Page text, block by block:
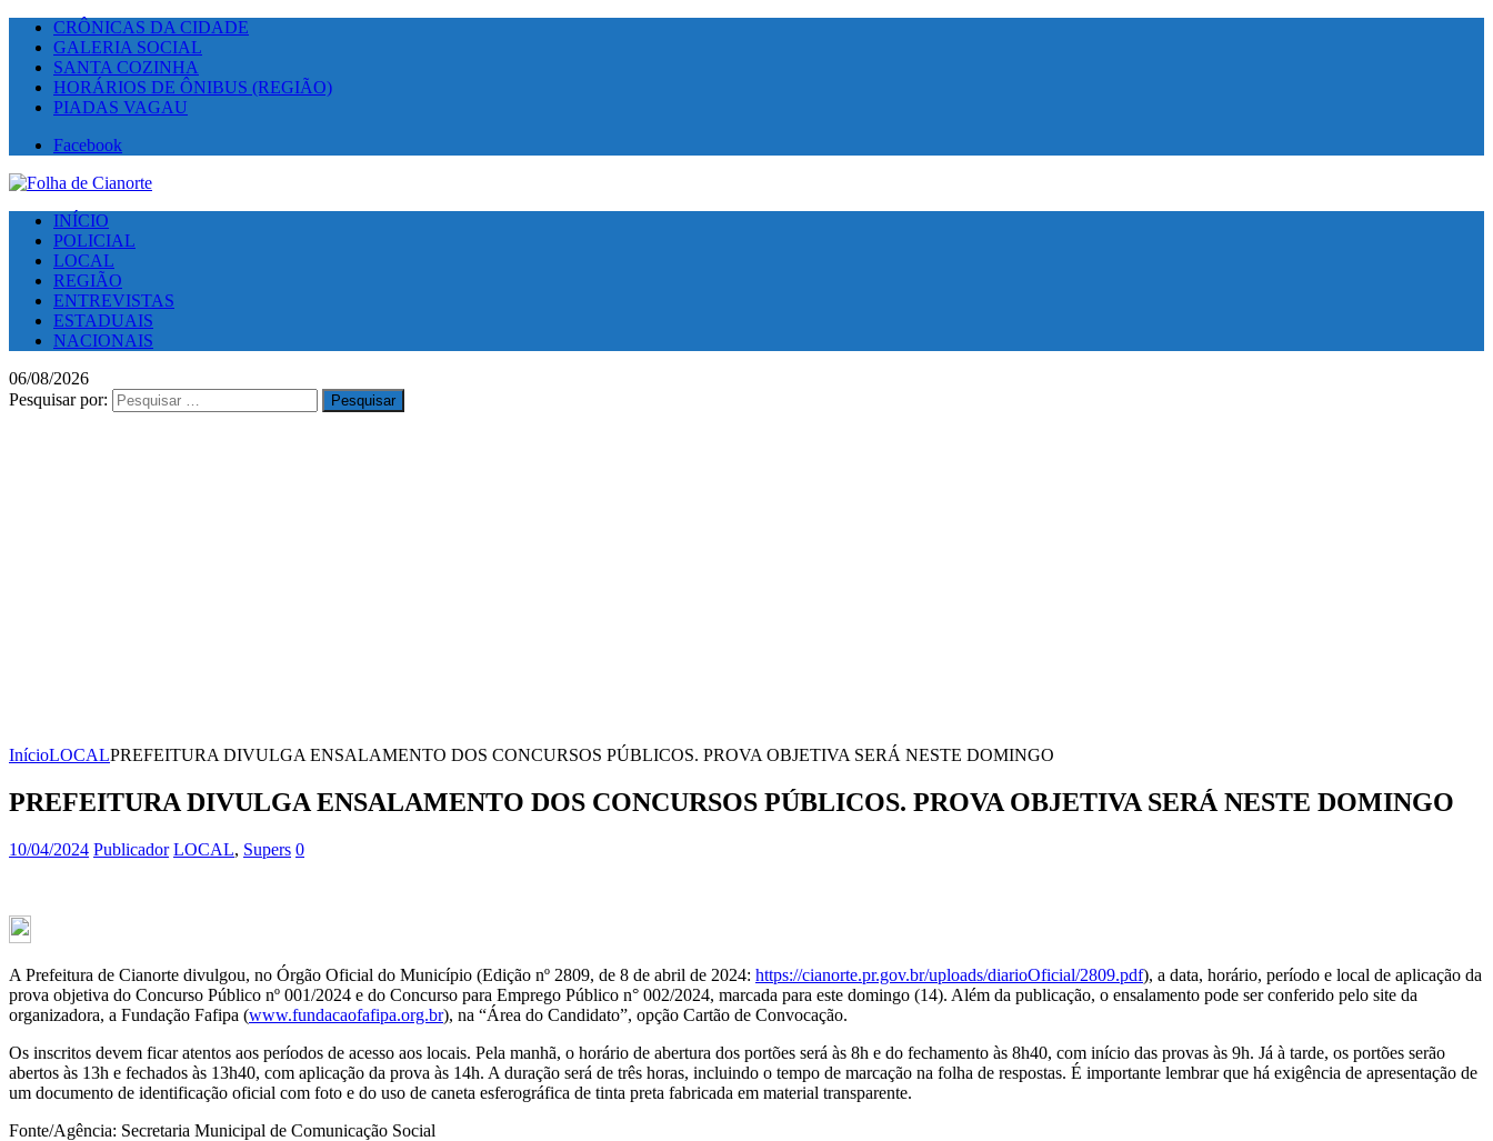
CRÔNICAS DA CIDADE
GALERIA SOCIAL
SANTA COZINHA
HORÁRIOS DE ÔNIBUS (REGIÃO)
PIADAS VAGAU
Facebook
INÍCIO
POLICIAL
LOCAL
REGIÃO
ENTREVISTAS
ESTADUAIS
NACIONAIS
06/08/2026
Pesquisar por:
InícioLOCALPREFEITURA DIVULGA ENSALAMENTO DOS CONCURSOS PÚBLICOS. PROVA OBJETIVA SERÁ NESTE DOMINGO
PREFEITURA DIVULGA ENSALAMENTO DOS CONCURSOS PÚBLICOS. PROVA OBJETIVA SERÁ NESTE DOMINGO
10/04/2024 Publicador LOCAL, Supers 0
A Prefeitura de Cianorte divulgou, no Órgão Oficial do Município (Edição nº 2809, de 8 de abril de 2024: https://cianorte.pr.gov.br/uploads/diarioOficial/2809.pdf), a data, horário, período e local de aplicação da
prova objetiva do Concurso Público nº 001/2024 e do Concurso para Emprego Público n° 002/2024, marcada para este domingo (14). Além da publicação, o ensalamento pode ser conferido pelo site da
organizadora, a Fundação Fafipa (www.fundacaofafipa.org.br), na “Área do Candidato”, opção Cartão de Convocação.
Os inscritos devem ficar atentos aos períodos de acesso aos locais. Pela manhã, o horário de abertura dos portões será às 8h e do fechamento às 8h40, com início das provas às 9h. Já à tarde, os portões serão
abertos às 13h e fechados às 13h40, com aplicação da prova às 14h. A duração será de três horas, incluindo o tempo de marcação na folha de respostas. É importante lembrar que há exigência de apresentação de
um documento de identificação oficial com foto e do uso de caneta esferográfica de tinta preta fabricada em material transparente.
Fonte/Agência: Secretaria Municipal de Comunicação Social